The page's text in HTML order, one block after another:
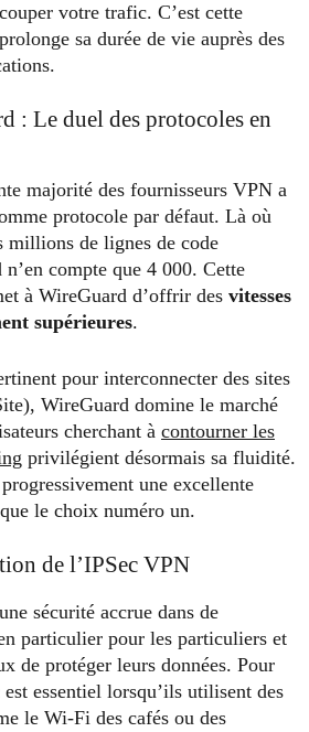
votre trafic. C’est cette
sa durée de vie auprès des
: Le duel des protocoles en
majorité des fournisseurs VPN a
protocole par défaut. Là où
millions de lignes de code
compte que 4 000. Cette
à WireGuard d’offrir des vitesses
supérieures.
pour interconnecter des sites
WireGuard domine le marché
cherchant à contourner les
privilégient désormais sa fluidité.
une excellente
le choix numéro un.
de l’IPSec VPN
sécurité accrue dans de
particulier pour les particuliers et
de protéger leurs données. Pour
essentiel lorsqu’ils utilisent des
le Wi-Fi des cafés ou des